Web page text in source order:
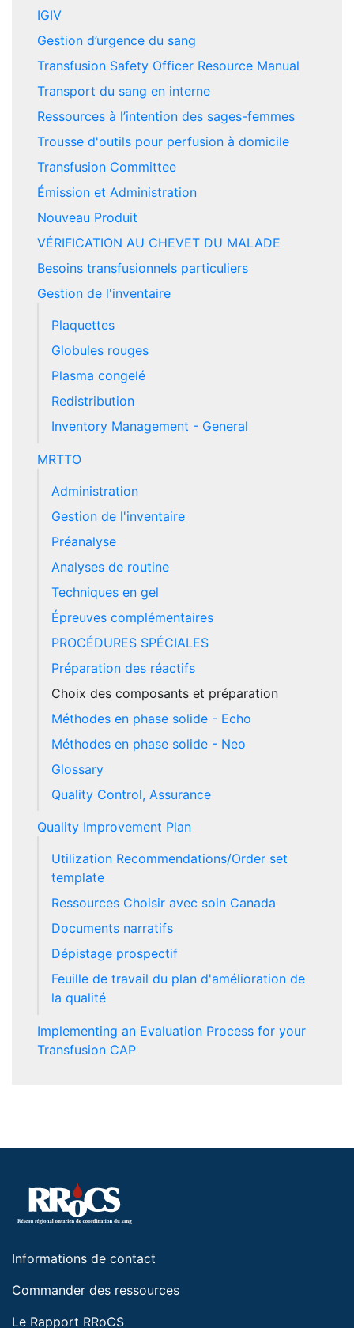
IGIV
Gestion d’urgence du sang
Transfusion Safety Officer Resource Manual
Transport du sang en interne
Ressources à l’intention des sages-femmes
Trousse d'outils pour perfusion à domicile
Transfusion Committee
Émission et Administration
Nouveau Produit
VÉRIFICATION AU CHEVET DU MALADE
Besoins transfusionnels particuliers
Gestion de l'inventaire
Plaquettes
Globules rouges
Plasma congelé
Redistribution
Inventory Management - General
MRTTO
Administration
Gestion de l'inventaire
Préanalyse
Analyses de routine
Techniques en gel
Épreuves complémentaires
PROCÉDURES SPÉCIALES
Préparation des réactifs
Choix des composants et préparation
Méthodes en phase solide - Echo
Méthodes en phase solide - Neo
Glossary
Quality Control, Assurance
Quality Improvement Plan
Utilization Recommendations/Order set
template
Ressources Choisir avec soin Canada
Documents narratifs
Dépistage prospectif
Feuille de travail du plan d'amélioration de
la qualité
Implementing an Evaluation Process for your
Transfusion CAP
Informations de contact
Commander des ressources
Le Rapport RRoCS